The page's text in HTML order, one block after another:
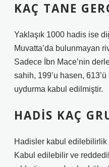
KAÇ TANE
Yaklaşık 1000 hadis ise
Muvatta’da bulunmayan
Sadece İbn Mace’nin
sahih, 199’u hasen,
uydurma kabul edilmiştir.
HADIS KAÇ
Hadisler kabul edilebilirlik
Kabul edilebilir ve